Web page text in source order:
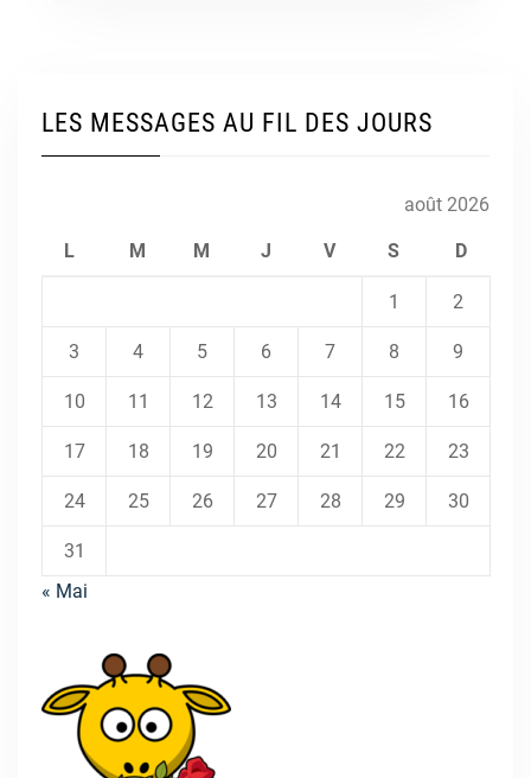
LES MESSAGES AU FIL DES JOURS
août 2026
L M M J V S D
1 2
3 4 5 6 7 8 9
10 11 12 13 14 15 16
17 18 19 20 21 22 23
24 25 26 27 28 29 30
31
« Mai